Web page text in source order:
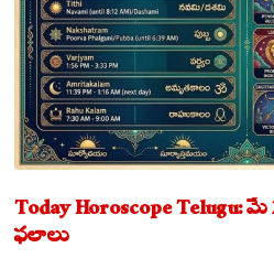
Today Horoscope
ఫలాలు